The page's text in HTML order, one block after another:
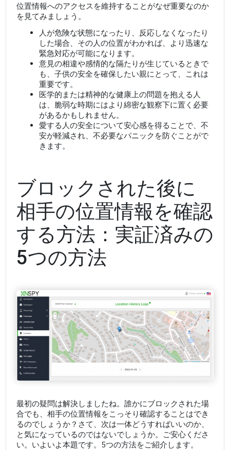
位置情報へのアクセスを維持することがなぜ重要なのか
を見てみましょう。
人が危険な状態になったり、反応しなくなったり
した場合、その人の位置がわかれば、より迅速な
緊急対応が可能になります。
意見の相違や感情的な隔たりが生じているときで
も、子供の安全を確保したい親にとって、これは
重要です。
医学的または精神的な健康上の問題を抱える人
は、脆弱な時期にはより綿密な観察下に置く必要
があるかもしれません。
愛する人の安全について安心感を得ることで、不
安が軽減され、不必要なパニックを防ぐことがで
きます。
ブロックされた後に
相手の位置情報を確認
する方法：実証済みの
5つの方法
最初の疑問は解決しましたね。誰かにブロックされた場
合でも、相手の位置情報をこっそり確認することはでき
るのでしょうか？さて、次は一体どうすればいいのか、
と気になっているのではないでしょうか。ご安心くださ
い。いよいよ本題です。5つの方法をご紹介します。